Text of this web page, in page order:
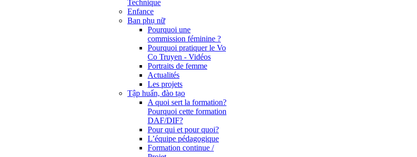
Technique
Enfance
Ban phụ nữ
Pourquoi une
commission féminine ?
Pourquoi pratiquer le Vo
Co Truyen - Vidéos
Portraits de femme
Actualités
Les projets
Tập huấn, đào tạo
A quoi sert la formation?
Pourquoi cette formation
DAF/DIF?
Pour qui et pour quoi?
L’équipe pédagogique
Formation continue /